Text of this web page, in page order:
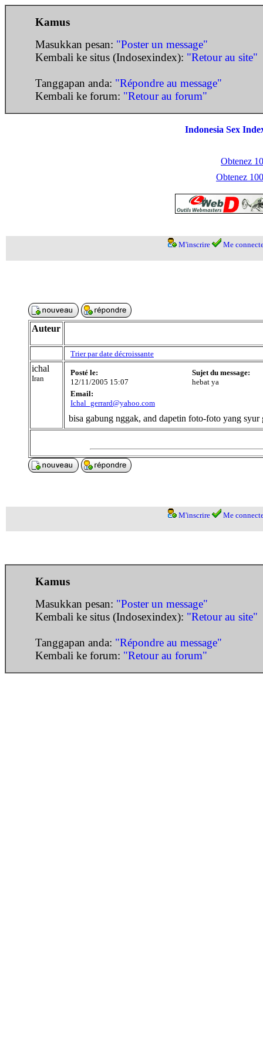
Kamus
Masukkan pesan: "Poster un message"
Kembali ke situs (Indosexindex): "Retour au site"
Tanggapan anda: "Répondre au message"
Kembali ke forum: "Retour au forum"
Indonesia Sex
Obtenez
Obtenez
M'inscrire Me
Auteur
Trier par date décroissante
ichal
Iran
Posté le:
12/11/2005 15:07
Sujet du message:
hebat ya
Email:
Ichal_gerrard@yahoo.com
bisa gabung nggak, and dapetin foto-foto yang syur
M'inscrire Me
Kamus
Masukkan pesan: "Poster un message"
Kembali ke situs (Indosexindex): "Retour au site"
Tanggapan anda: "Répondre au message"
Kembali ke forum: "Retour au forum"